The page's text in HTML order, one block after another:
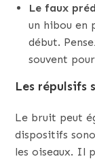
Le faux
un hibou en
début.
souvent
Les répulsifs
Le bruit peut
dispositifs
les oiseaux. Il